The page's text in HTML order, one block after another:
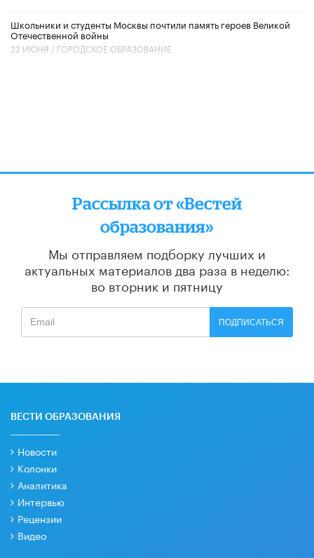
Школьники и студенты Москвы почтили память героев Великой
Отечественной войны
22 ИЮНЯ / ГОРОДСКОЕ ОБРАЗОВАНИЕ
Рассылка от «Вестей
образования»
Мы отправляем подборку лучших и
актуальных материалов два раза в неделю:
во вторник и пятницу
ПОДПИСАТЬСЯ
ВЕСТИ ОБРАЗОВАНИЯ
Новости
Колонки
Аналитика
Интервью
Рецензии
Видео